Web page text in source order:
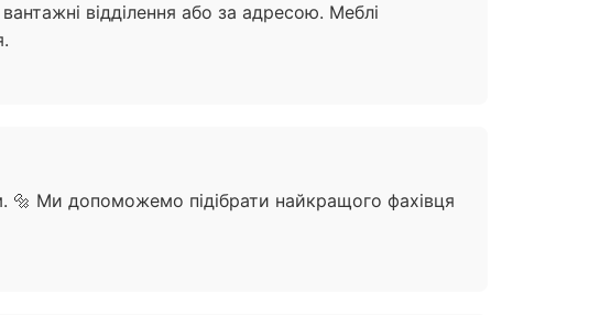
відділення або за адресою. Меблі
🔩 Ми допоможемо підібрати найкращого фахівця